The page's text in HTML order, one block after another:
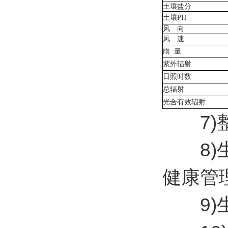
土壤盐分
土壤PH
风 向
风 速
雨 量
紫外辐射
日照时数
总辐射
光合有效辐射
7)整
8)生
健康管
9)生